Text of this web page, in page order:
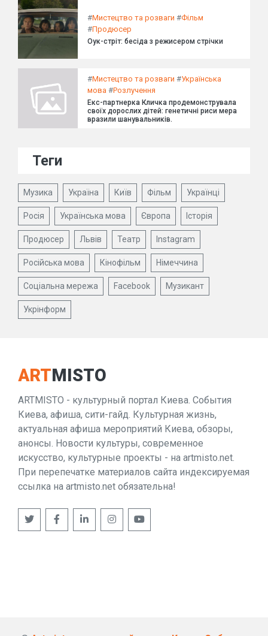
#Мистецтво та розваги #Фільм
#Продюсер
Оук-стріт: бесіда з режисером стрічки
#Мистецтво та розваги #Українська
мова #Розлучення
Екс-партнерка Кличка продемонструвала
своїх дорослих дітей: генетичні риси мера
вразили шанувальників.
Теги
Музика Україна Київ Фільм Українці
Росія Українська мова Європа Історія
Продюсер Львів Театр Instagram
Російська мова Кінофільм Німеччина
Соціальна мережа Facebook Музикант
Укрінформ
ARTMISTO
ARTMISTO - культурный портал Киева. События
Киева, афиша, сити-гайд. Культурная жизнь,
актуальная афиша мероприятий Киева, обзоры,
анонсы. Новости культуры, современное
искусство, культурные проекты - на artmisto.net.
При перепечатке материалов сайта индексируемая
ссылка на artmisto.net обязательна!